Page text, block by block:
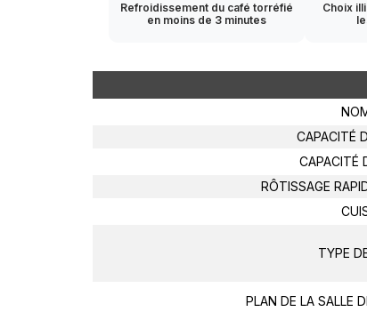
Refroidissement du café torréfié
en moins de 3 minutes
Choix
CAPACITÉ
CAPACITÉ
RÔTISSAGE
TYPE
PLAN DE LA SALLE